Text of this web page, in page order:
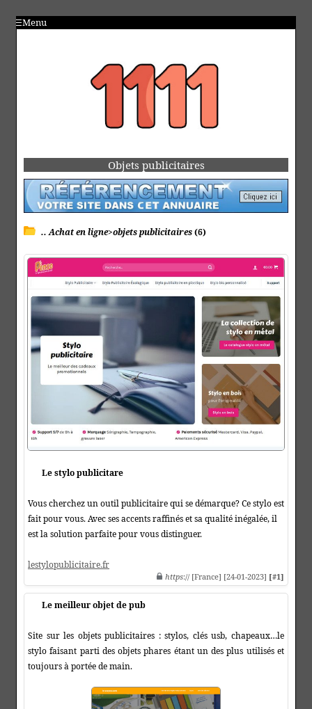
Menu
Objets publicitaires
.. Achat en ligne>objets publicitaires(6)
Le stylo publicitare
Vous cherchez un outil publicitaire qui se démarque? Ce stylo est
fait pour vous. Avec ses accents raffinés et sa qualité inégalée, il
est la solution parfaite pour vous distinguer.
lestylopublicitaire.fr
https:// [France] [24-01-2023] [#1]
Le meilleur objet de pub
Site sur les objets publicitaires : stylos, clés usb, chapeaux…le
stylo faisant parti des objets phares étant un des plus utilisés et
toujours à portée de main.